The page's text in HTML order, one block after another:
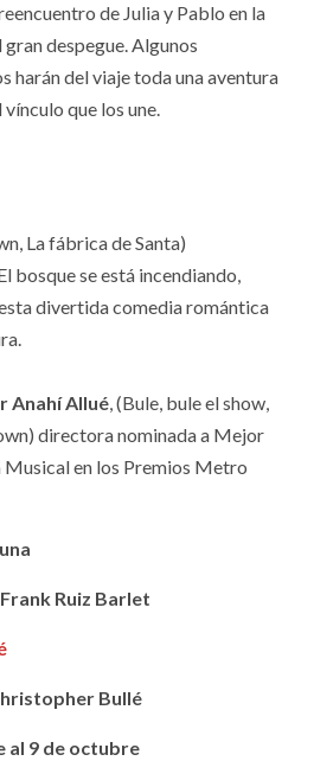
de Julia y Pablo en la
despegue. Algunos
harán del viaje toda una aventura
que los une.
La fábrica de Santa)
bosque se está incendiando,
divertida comedia romántica
Anahí Allué, (Bule, bule el show,
directora nominada a Mejor
en los Premios Metro
Ruiz Barlet
Bullé
al 9 de octubre